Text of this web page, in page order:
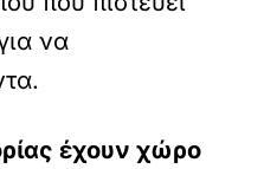
να
έχουν χώρο